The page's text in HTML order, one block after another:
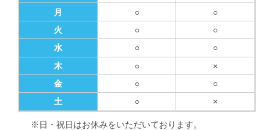
月
火
水
木
金
土
○
○
○
○
○
○
○
○
○
×
○
×
※日・祝日はお休みをいただいております。